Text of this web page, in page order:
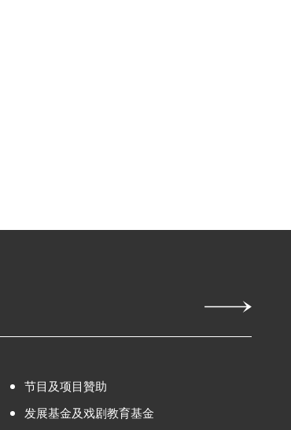
节目及项目贊助
发展基金及戏剧教育基金